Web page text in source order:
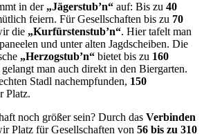
in der „Jägerstub’n“ auf: Bis zu 40
feiern. Für Gesellschaften bis zu 70
die „Kurfürstenstub’n“. Hier tafelt man
und unter alten Jagdscheiben. Die
„Herzogstub’n“ bietet bis zu 160
man auch ­direkt in den Biergarten.
Stadl nachempfunden, 150
Platz.
noch größer sein? Durch das Verbinden
Platz für Gesellschaften von 56 bis zu 310